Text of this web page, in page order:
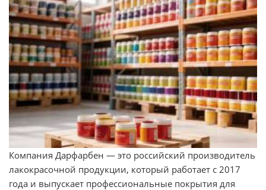
Компания Дарфарбен — это российский производитель
лакокрасочной продукции, который работает с 2017
года и выпускает профессиональные покрытия для